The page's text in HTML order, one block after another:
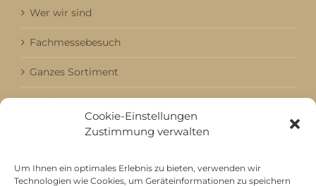
Cookie-Einstellungen
Zustimmung verwalten
Um Ihnen ein optimales Erlebnis zu bieten, verwenden wir
Technologien wie Cookies, um Geräteinformationen zu speichern
Wer wir sind
Fachmessebesuch
Ganzes Sortiment
Kataloge
Aktuell / Saison